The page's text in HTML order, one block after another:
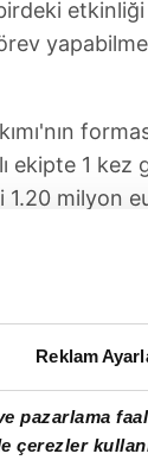
Reklam
pazarlama
çerezler
ekipte 1 kez
1.20 milyon
Clermont
sahibiydi.